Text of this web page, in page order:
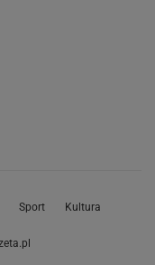
Sport Kultura